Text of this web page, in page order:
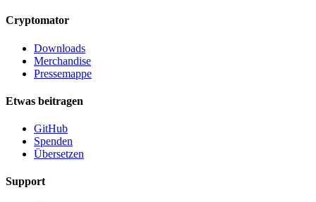
Cryptomator
Downloads
Merchandise
Pressemappe
Etwas beitragen
GitHub
Spenden
Übersetzen
Support